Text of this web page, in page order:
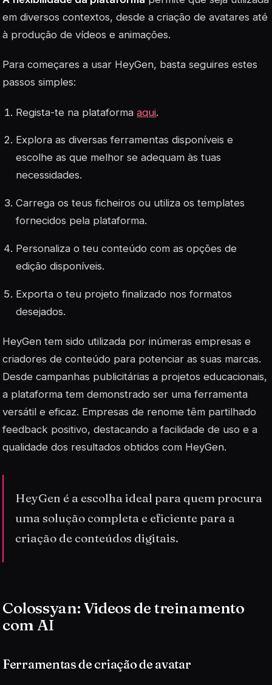
em diversos contextos, desde a criação de avatares até
à produção de vídeos e animações.
Para começares a usar HeyGen, basta seguires estes
passos simples:
Regista-te na plataformaaqui.
Explora as diversas ferramentas disponíveis e
escolhe as que melhor se adequam às tuas
necessidades.
Carrega os teus ficheiros ou utiliza os templates
fornecidos pela plataforma.
Personaliza o teu conteúdo com as opções de
edição disponíveis.
Exporta o teu projeto finalizado nos formatos
desejados.
HeyGen tem sido utilizada por inúmeras empresas e
criadores de conteúdo para potenciar as suas marcas.
Desde campanhas publicitárias a projetos educacionais,
a plataforma tem demonstrado ser uma ferramenta
versátil e eficaz. Empresas de renome têm partilhado
feedback positivo, destacando a facilidade de uso e a
qualidade dos resultados obtidos com HeyGen.
HeyGen é a escolha ideal para quem procura
uma solução completa e eficiente para a
criação de conteúdos digitais.
Colossyan: Videos de treinamento
com AI
Ferramentas de criação de avatar